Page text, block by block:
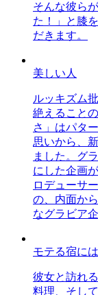
そんな彼ら
た！」と膝
だきます。
美しい人
ルッキズム
絶えること
さ」はパタ
思いから、
ました。グ
にした企画
ロデューサ
の、内面か
なグラビア
モテる宿に
彼女と訪れ
料理、そし